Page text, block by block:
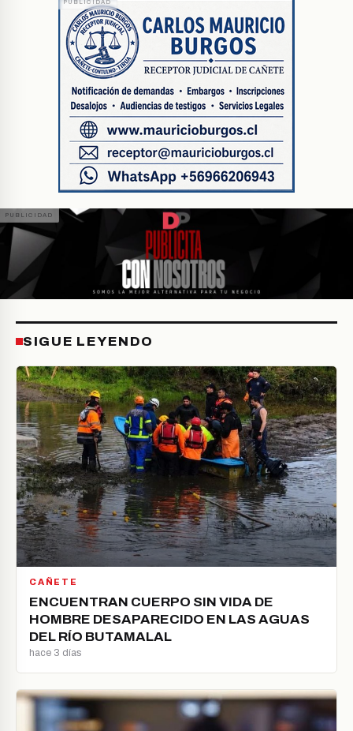
SIGUE LEYENDO
CAÑETE
ENCUENTRAN CUERPO SIN VIDA DE
HOMBRE DESAPARECIDO EN LAS AGUAS
DEL RÍO BUTAMALAL
hace 3 días